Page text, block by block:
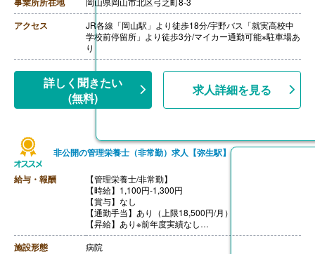
【通勤手当】あり（上限20,000円/月）
【昇給】あり
アクセス
JR各線「岡山駅」より徒歩18分/宇野バス「就実高校中
学校前停留所」より徒歩3分/マイカー通勤可能※駐車場あ
り
詳しく聞きたい
(無料)
求人詳細を見る
非公開の管理栄養士（非常勤）求人【弥生駅】
給与・報酬
【管理栄養士/非常勤】
【時給】1,100円-1,300円
【賞与】なし
【通勤手当】あり（上限18,500円/月）
【昇給】あり※前年度実績なし
【退職金】なし
施設形態 病院